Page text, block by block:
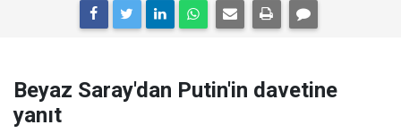
Beyaz Saray'dan Putin'in davetine
yanıt